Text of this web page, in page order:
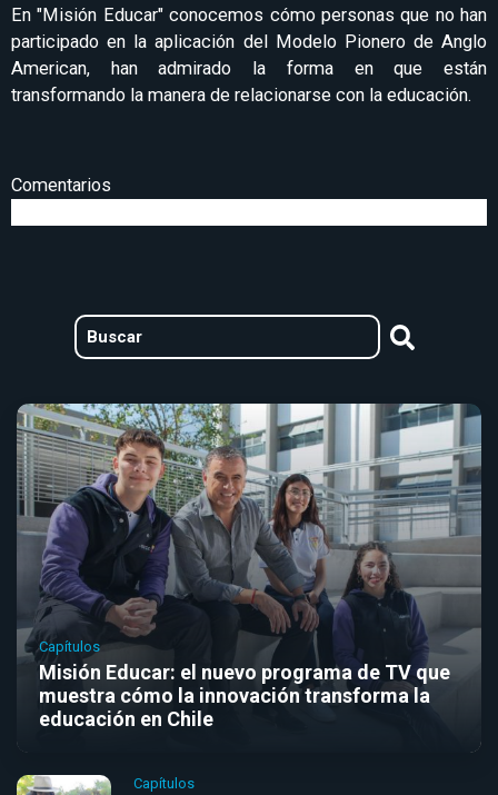
En "Misión Educar" conocemos cómo personas que no han
participado en la aplicación del Modelo Pionero de Anglo
American, han admirado la forma en que están
transformando la manera de relacionarse con la educación.
Comentarios
Capítulos
Misión Educar: el nuevo programa de TV que
muestra cómo la innovación transforma la
educación en Chile
Capítulos